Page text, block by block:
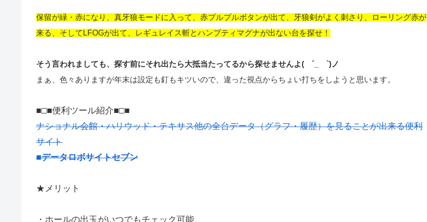
保留が緑・赤になり、真牙狼モードに入って、赤プルプルボタンが出て、牙狼剣がよく刺さり、ローリング赤が
来る、そしてLFOGが出て、レギュレイス斬とハンプティマグナが出ない台を探せ！
そう言われましても、探す前にそれ出たら大抵当たってるから探せませんよ( ´_ゝ`)ノ
まぁ、色々ありますが年末は設定も釘もキツいので、違った視点からちょい打ちをしようと思います。
■□■便利ツール紹介■□■
ナショナル会館・ハリウッド・テキサス他の全台データ（グラフ・履歴）を見ることが出来る便利
サイト
■データロボサイトセブン
★メリット
・ホールの出玉がいつでもチェック可能